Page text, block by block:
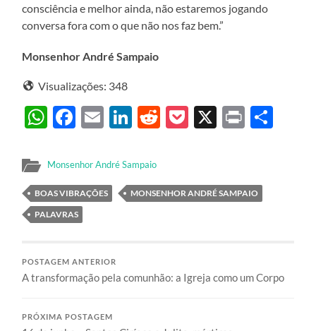
consciência e melhor ainda, não estaremos jogando
conversa fora com o que não nos faz bem.”
Monsenhor André Sampaio
Visualizações: 348
WhatsApp
Facebook
EmailLinkedIn
Reddit
Pocket
X Print
Monsenhor André Sampaio
BOAS VIBRAÇÕES
MONSENHOR ANDRÉ SAMPAIO
PALAVRAS
POSTAGEM ANTERIOR
A transformação pela comunhão: a Igreja como um Corpo
PRÓXIMA POSTAGEM